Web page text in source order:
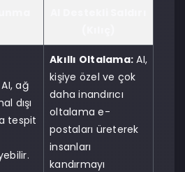
AI, ağ
dışı
tespit
Akıllı Oltalama: AI,
kişiye özel ve çok
daha inandırıcı
oltalama e-
postaları üreterek
insanları
kandırmayı